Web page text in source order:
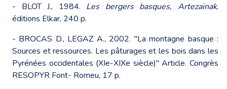
- BLOT J., 1984. Les bergers basques, Artezainak,
éditions Elkar, 240 p.
- BROCAS D., LEGAZ A., 2002. "La montagne basque :
Sources et ressources. Les pâturages et les bois dans les
Pyrénées occidentales (XIe-XIXe siècle)" Article. Congrès
RESOPYR Font- Romeu, 17 p.